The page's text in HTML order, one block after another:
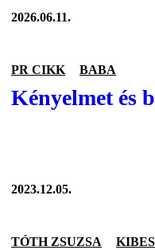
2026.06.11.
PR CIKK BABA
Kényelmet és
2023.12.05.
TÓTH ZSUZSA